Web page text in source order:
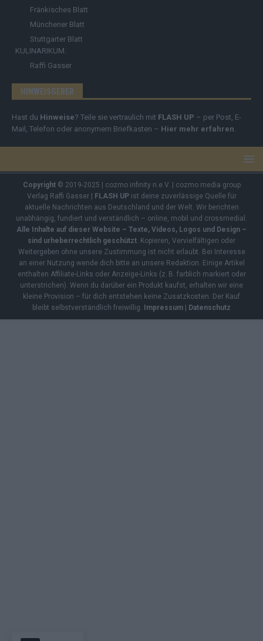
Fränkisches Blatt
Münchener Blatt
Stuttgarter Blatt
KULINARIKUM.
Raffi Gasser
HINWEISGEBER
Hast du Hinweise? Teile sie vertraulich mit FLASH UP – per Post, E-
Mail, Telefon oder anonymem Briefkasten – Hier mehr erfahren
Copyright© 2019-2025 | cozmo infinity n.e.V. | cozmo media group
Verlag Raffi Gasser |
FLASH UPist deine zuverlässige Quelle für
aktuelle Nachrichten aus Deutschland und der Welt. Wir berichten
unabhängig, fundiert und verständlich – online, mobil und crossmedial.
Alle Inhalte auf dieser Website – Texte, Videos, Logos und Design –
sind urheberrechtlich geschützt. Kopieren, Vervielfältigen oder
Weitergeben ohne unsere Zustimmung ist nicht erlaubt. Bei Interesse
an einer Nutzung wende dich bitte an unsere Redaktion. Einige Artikel
enthalten Affiliate-Links oder Anzeige-Links (z. B. farblich markiert oder
unterstrichen). Wenn du darüber ein Produkt kaufst, erhalten wir eine
kleine Provision – für dich entstehen keine Zusatzkosten. Der Kauf
bleibt selbstverständlich freiwillig.
Impressum Datenschutz